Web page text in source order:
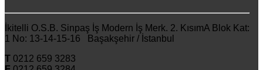
İkitelli O.S.B. Sinpaş İş Modern İş Merk. 2. KısımA Blok Kat:
1 No: 13-14-15-16 Başakşehir / İstanbul
T 0212 659 3283